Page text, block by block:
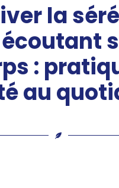
la
:
au